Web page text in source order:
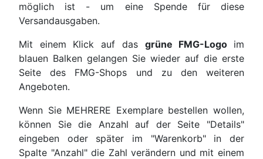
möglich ist - um eine Spende für diese
Versandausgaben.
Mit einem Klick auf das grüne FMG-Logo im
blauen Balken gelangen Sie wieder auf die erste
Seite des FMG-Shops und zu den weiteren
Angeboten.
Wenn Sie MEHRERE Exemplare bestellen wollen,
können Sie die Anzahl auf der Seite "Details"
eingeben oder später im "Warenkorb" in der
Spalte "Anzahl" die Zahl verändern und mit einem